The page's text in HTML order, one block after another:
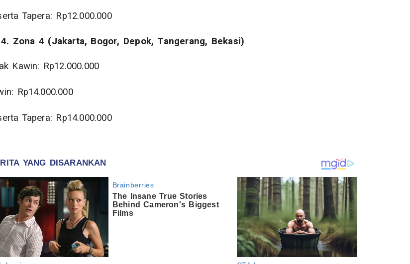
Tapera: Rp12.000.000
4. Zona 4 (Jakarta, Bogor, Depok, Tangerang, Bekasi)
Kawin: Rp12.000.000
Rp14.000.000
Tapera: Rp14.000.000